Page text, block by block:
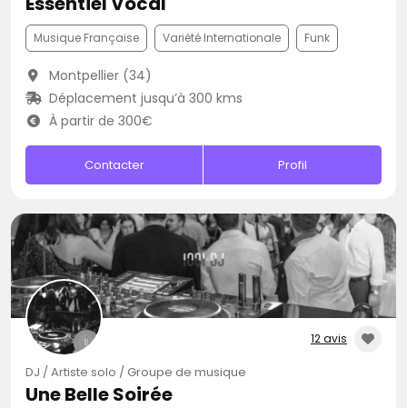
Musique Française Variété Internationale Funk
Montpellier (34)
Déplacement jusqu’à 300 kms
À partir de 300€
Contacter Profil
12 avis
DJ / Artiste solo / Groupe de musique
Une Belle Soirée